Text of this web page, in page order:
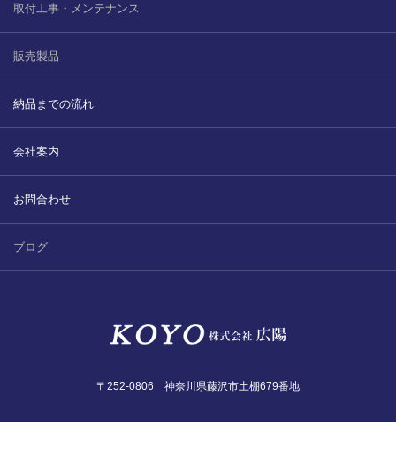
取付工事・メンテナンス
販売製品
納品までの流れ
会社案内
お問合わせ
ブログ
〒252-0806 神奈川県藤沢市土棚679番地